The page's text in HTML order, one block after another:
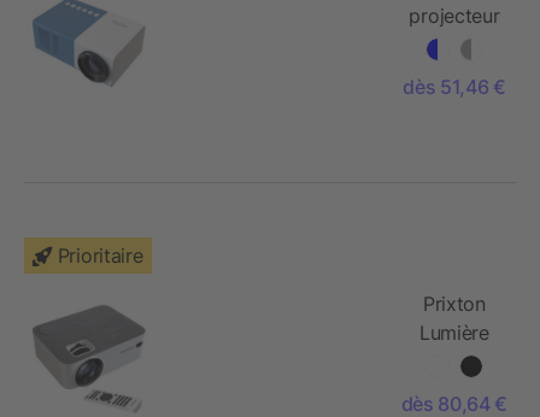
projecteur
Prixton
dès 51,46 €
Prioritaire
Prixton
Lumière
projector
dès 80,64 €